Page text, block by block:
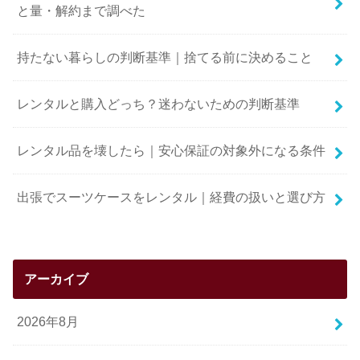
と量・解約まで調べた
持たない暮らしの判断基準｜捨てる前に決めること
レンタルと購入どっち？迷わないための判断基準
レンタル品を壊したら｜安心保証の対象外になる条件
出張でスーツケースをレンタル｜経費の扱いと選び方
アーカイブ
2026年8月